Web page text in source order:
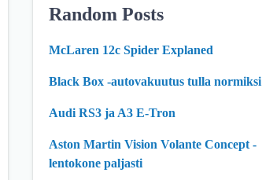
Random Posts
McLaren 12c Spider Explaned
Black Box -autovakuutus tulla normiksi
Audi RS3 ja A3 E-Tron
Aston Martin Vision Volante Concept -
lentokone paljasti